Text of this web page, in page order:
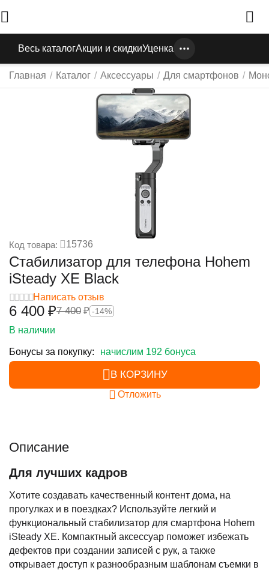
Весь каталогАкции и скидкиУценка
Главная / Каталог / Аксессуары / Для смартфонов /
Код товара: 15736
Стабилизатор для телефона Hohem
iSteady XE Black
Написать отзыв
6 400 ₽7 400 ₽ -14%
В наличии
Бонусы за покупку: начислим 192 бонуса
В КОРЗИНУ
Отложить
Описание
Для лучших кадров
Хотите создавать качественный контент дома, на
прогулках и в поездках? Используйте легкий и
функциональный стабилизатор для смартфона Hohem
iSteady XE. Компактный аксессуар поможет избежать
дефектов при создании записей с рук, а также
открывает доступ к разнообразным шаблонам съемки в